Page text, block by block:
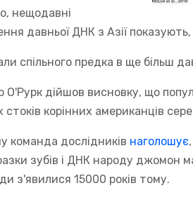
нещодавні
давньої ДНК з Азії
спільного предка в ще більш
О'Рурк дійшов висновку, що
стоків корінних американців
команда дослідників наголошує
зубів і ДНК народу джомон
з'явилися 15000 років тому.